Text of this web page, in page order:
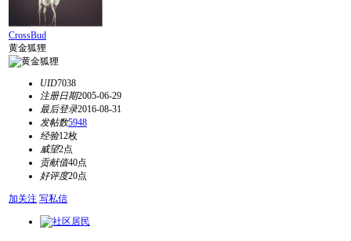
CrossBud
黄金狐狸
UID7038
注册日期2005-06-29
最后登录2016-08-31
发帖数5948
经验12枚
威望2点
贡献值40点
好评度20点
加关注 写私信